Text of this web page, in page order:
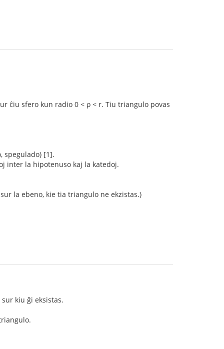
ĉiu sfero kun radio 0 < ρ < r. Tiu triangulo povas
spegulado) [1].
inter la hipotenuso kaj la katedoj.
la ebeno, kie tia triangulo ne ekzistas.)
kiu ĝi eksistas.